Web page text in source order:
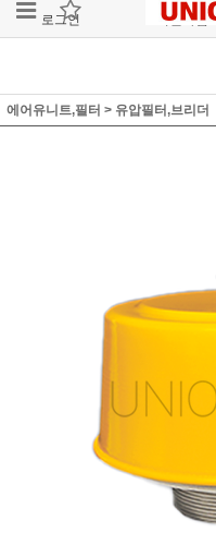
로그인 회원가입
에어유니트,필터 > 유압필터,브리더